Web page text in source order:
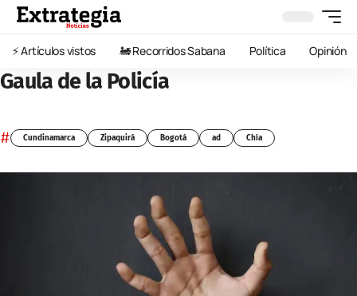
⚡️ Artículos vistos 🚂 Recorridos Sabana Política Opinión
Gaula de la Policía
# Cundinamarca Zipaquirá Bogotá ad Chía